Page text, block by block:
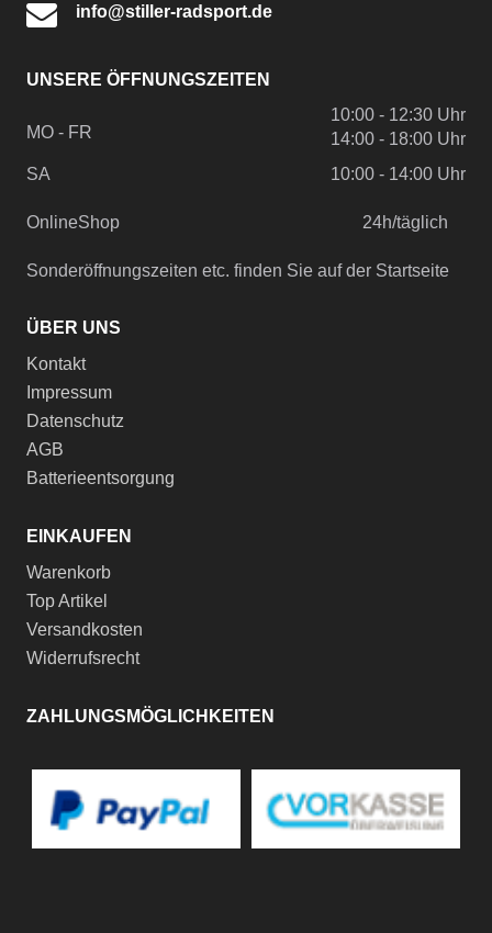
info@stiller-radsport.de
UNSERE ÖFFNUNGSZEITEN
MO - FR
10:00 - 12:30 Uhr
14:00 - 18:00 Uhr
SA
10:00 - 14:00 Uhr
OnlineShop 24h/täglich
Sonderöffnungszeiten etc. finden Sie auf der Startseite
ÜBER UNS
Kontakt
Impressum
Datenschutz
AGB
Batterieentsorgung
EINKAUFEN
Warenkorb
Top Artikel
Versandkosten
Widerrufsrecht
ZAHLUNGSMÖGLICHKEITEN